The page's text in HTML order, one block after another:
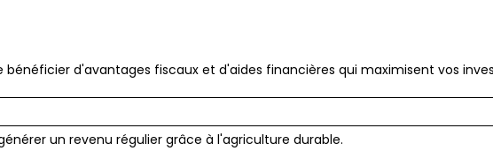
bénéficier d'avantages fiscaux et d'aides financières qui maximisent vos
un revenu régulier grâce à l'agriculture durable.